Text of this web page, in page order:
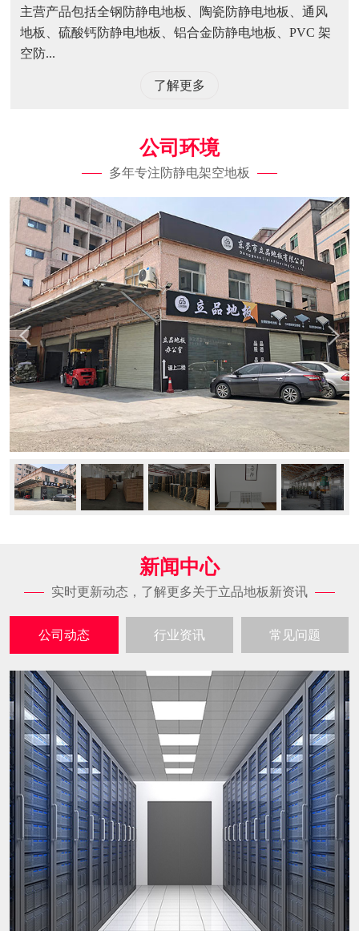
主营产品包括全钢防静电地板、陶瓷防静电地板、通风
地板、硫酸钙防静电地板、铝合金防静电地板、PVC 架
空防...
了解更多
公司环境
多年专注防静电架空地板
新闻中心
实时更新动态，了解更多关于立品地板新资讯
公司动态 行业资讯 常见问题